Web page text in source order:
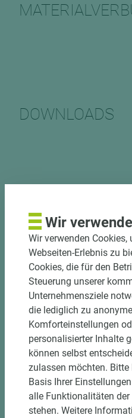
DOWNLOADS
PASSENDES
2
Art.-Nr. 06300020056
EGGER
Wir
Wir verwenden
Webseiten-Erlebnis zu
Cookies, die für den
Steuerung unserer
Unternehmensziele
die lediglich zu
Komforteinstellungen
personalisierter Inhalte
können selbst
zulassen möchten.
Basis Ihrer
alle Funktionalitäten
stehen. Weitere